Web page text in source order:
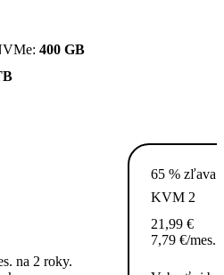
400 GB
na 2 roky.
65 % zľava
KVM 2
21,99 €
7,79 €/mes.